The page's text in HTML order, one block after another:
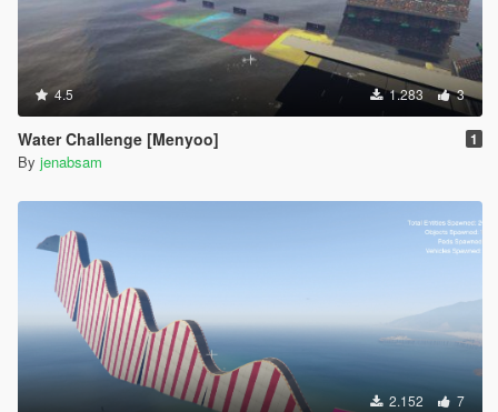
4.5 1.283 3
Water Challenge [Menyoo] 1
By jenabsam
2.152 7